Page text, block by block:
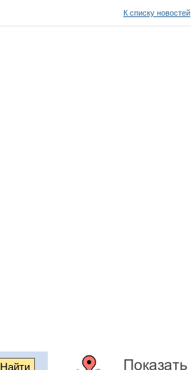
К списку новостей